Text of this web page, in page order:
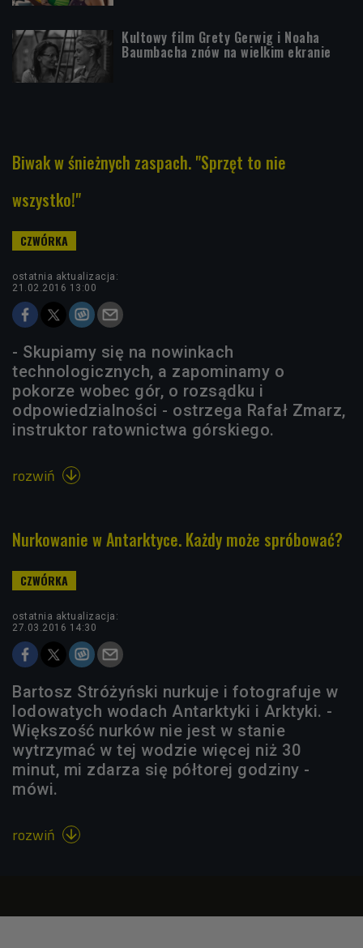
Kultowy film Grety Gerwig i Noaha
Baumbacha znów na wielkim ekranie
Biwak w śnieżnych zaspach. "Sprzęt to nie
wszystko!"
ostatnia aktualizacja:
21.02.2016 13:00
- Skupiamy się na nowinkach
technologicznych, a zapominamy o
pokorze wobec gór, o rozsądku i
odpowiedzialności - ostrzega Rafał Zmarz,
instruktor ratownictwa górskiego.
rozwiń 
Nurkowanie w Antarktyce. Każdy może spróbować?
ostatnia aktualizacja:
27.03.2016 14:30
Bartosz Stróżyński nurkuje i fotografuje w
lodowatych wodach Antarktyki i Arktyki. -
Większość nurków nie jest w stanie
wytrzymać w tej wodzie więcej niż 30
minut, mi zdarza się półtorej godziny -
mówi.
rozwiń 